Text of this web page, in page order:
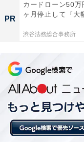
PR
カードローン50
ヶ月停止して『大
渋谷法務総合事務所